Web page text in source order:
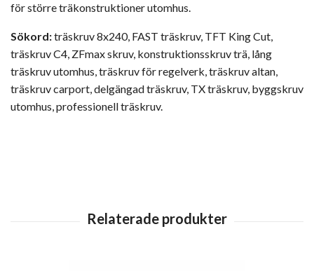
för större träkonstruktioner utomhus.
Sökord:träskruv 8x240, FAST träskruv, TFT King Cut,
träskruv C4, ZFmax skruv, konstruktionsskruv trä, lång
träskruv utomhus, träskruv för regelverk, träskruv altan,
träskruv carport, delgängad träskruv, TX träskruv, byggskruv
utomhus, professionell träskruv.